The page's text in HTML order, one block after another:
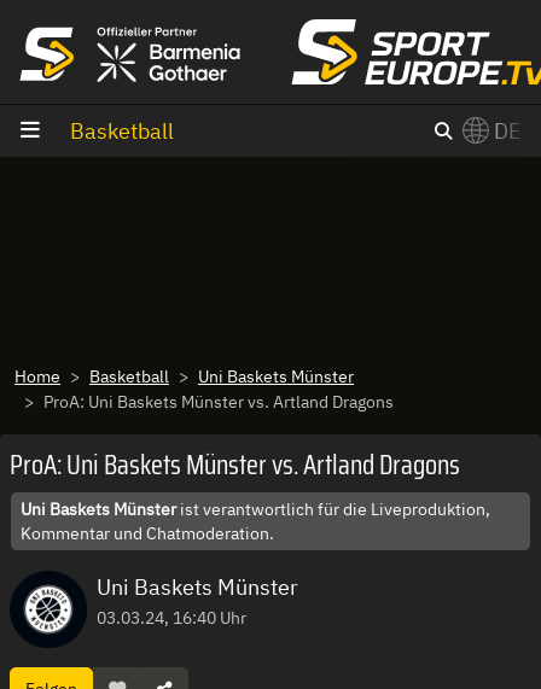
Basketball DE
Home Basketball
Uni Baskets Münster
ProA: Uni Baskets Münster vs. Artland Dragons
ProA: Uni Baskets Münster vs. Artland Dragons
Uni Baskets Münsterist verantwortlich für die Liveproduktion,
Kommentar und Chatmoderation.
Uni Baskets Münster
03.03.24, 16:40 Uhr